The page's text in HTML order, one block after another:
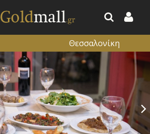
ΕΙΣΟΔΟΣ
Θεσσαλονίκη